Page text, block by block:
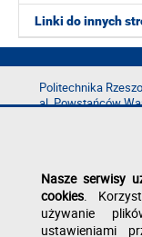
Linki do innych
Politechnika
al. Powstańców
e-mail:
Deklaracja
Polityka
Nasze serwisy
cookies.
używanie
ustawieniami